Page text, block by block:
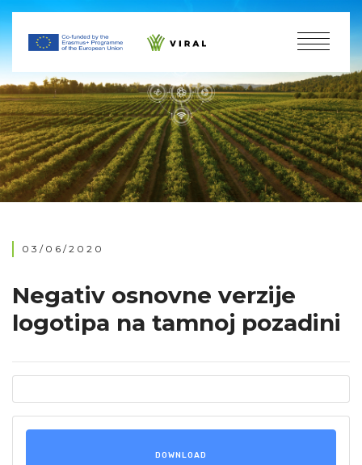
03/06/2020
Negativ osnovne verzije
logotipa na tamnoj pozadini
DOWNLOAD